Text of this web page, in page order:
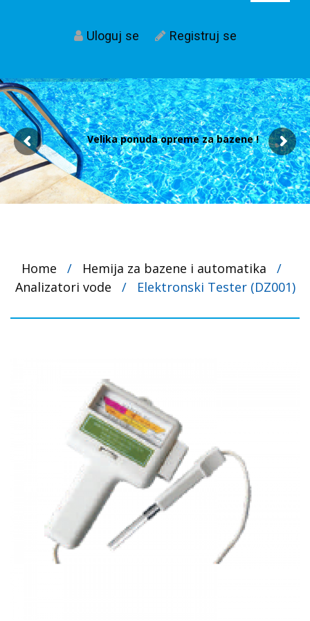
Uloguj se Registruj se
Velika ponuda opreme za bazene !
Home / Hemija za bazene i automatika
/
Analizatori vode
/ Elektronski Tester (DZ001)